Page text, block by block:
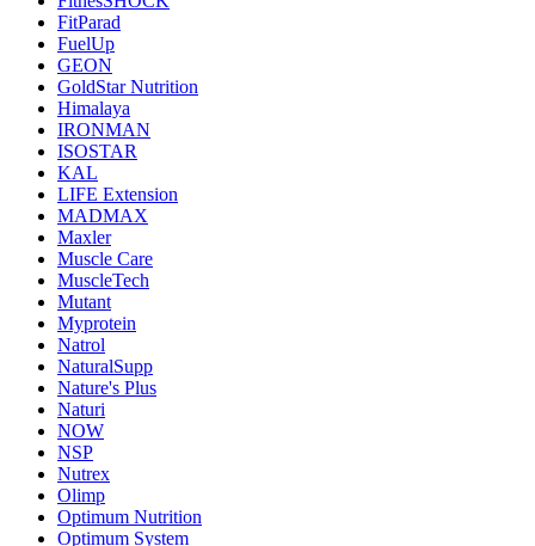
FitParad
FuelUp
GEON
GoldStar Nutrition
Himalaya
IRONMAN
ISOSTAR
KAL
LIFE Extension
MADMAX
Maxler
Muscle Care
MuscleTech
Mutant
Myprotein
Natrol
NaturalSupp
Nature's Plus
Naturi
NOW
NSP
Nutrex
Olimp
Optimum Nutrition
Optimum System